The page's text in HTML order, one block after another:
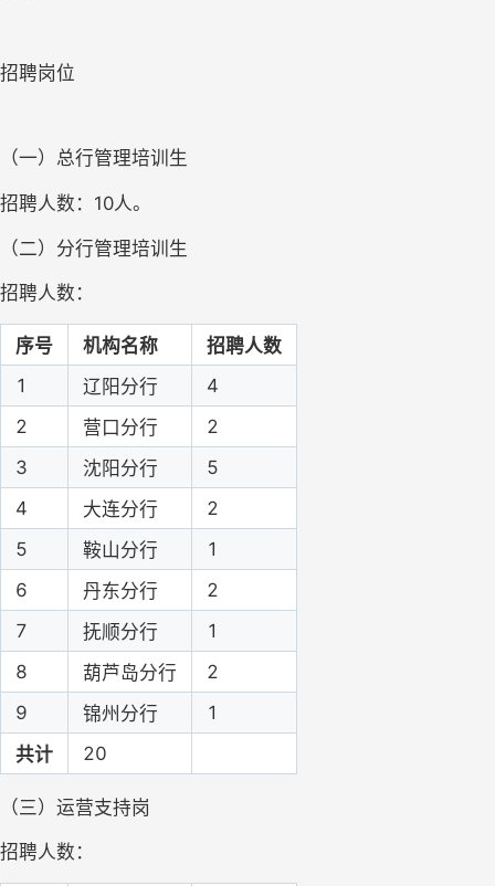
招聘岗位
（一）总行管理培训生
招聘人数：10人。
（二）分行管理培训生
招聘人数：
序号 机构名称
招聘人数
1
辽阳分行
4
2
营口分行
2
3
沈阳分行
5
4
大连分行
2
5
鞍山分行
1
6
丹东分行
2
7
抚顺分行
1
8
葫芦岛分行
2
9
锦州分行
1
共计
20
（三）运营支持岗
招聘人数：